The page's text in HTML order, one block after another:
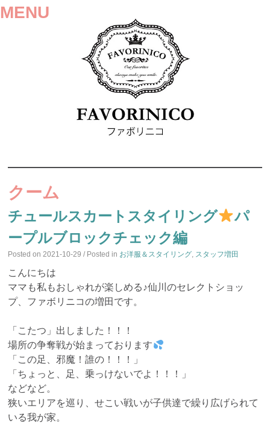
MENU
TO
CONTENT
クーム
チュールスカートスタイリング
パ
ープルブロックチェック編
Posted on2021-10-29 / Posted in お洋服＆スタイリング, スタッフ増田
こんにちは
ママも私もおしゃれが楽しめる♪仙川のセレクトショッ
プ、ファボリニコの増田です。
「こたつ」出しました！！！
場所の争奪戦が始まっております
「この足、邪魔！誰の！！！」
「ちょっと、足、乗っけないでよ！！！」
などなど。
狭いエリアを巡り、せこい戦いが子供達で繰り広げられて
いる我が家。